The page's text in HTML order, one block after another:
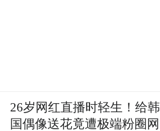
26岁网红直播时轻生！给韩
国偶像送花竟遭极端粉圈网